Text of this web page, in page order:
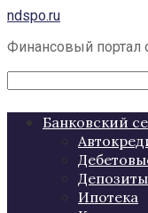
Перейти
контенту
ndspo.ru
Финансовый портал
Поиск:
Банковский
Депозиты
Ипотека